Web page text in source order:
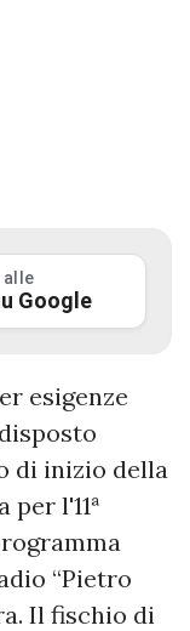
alle
Google
esigenze
di inizio della
per l'11ª
“Pietro
Il fischio di